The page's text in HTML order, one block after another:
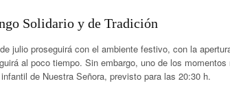
Solidario y de Tradición
julio proseguirá con el ambiente festivo, con la
al poco tiempo. Sin embargo, uno de los
de Nuestra Señora, previsto para las 20:30 h.